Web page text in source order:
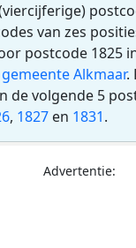
van zes
postcode 1825
Alkmaar.
de volgende 5
, 1827 en 1831.
Advertentie: